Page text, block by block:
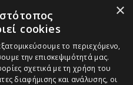
×
cookies
το περιεχόμενο,
την επισκεψιμότητά μας.
σχετικά με τη χρήση του
διαφήμισης και ανάλυσης, οι